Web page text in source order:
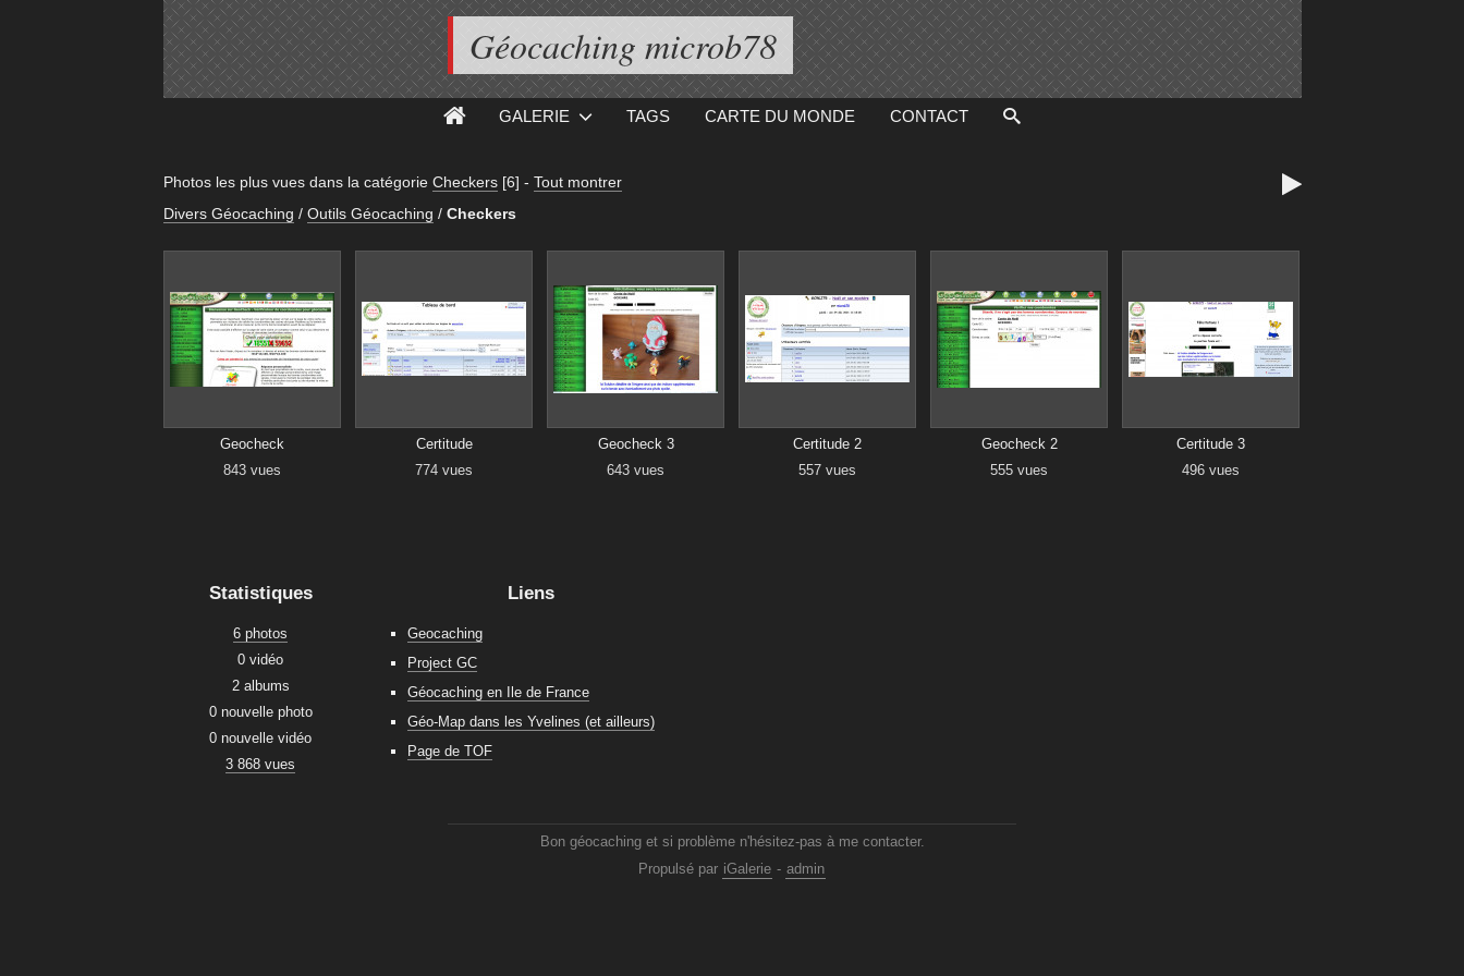
Géocaching microb78
GALERIE TAGS CARTE DU MONDE CONTACT
Photos les plus vues dans la catégorie Checkers [6] - Tout montrer
Divers Géocaching / Outils Géocaching / Checkers

Geocheck
843 vues
Certitude
774 vues
Geocheck 3
643 vues
Certitude 2
557 vues
Geocheck 2
555 vues
Certitude 3
496 vues
Statistiques
6 photos
0 vidéo
2 albums
0 nouvelle photo
0 nouvelle vidéo
3 868 vues
Liens
Geocaching
Project GC
Géocaching en Ile de France
Géo-Map dans les Yvelines (et ailleurs)
Page de TOF
Bon géocaching et si problème n'hésitez-pas à me contacter.
Propulsé par iGalerie - admin